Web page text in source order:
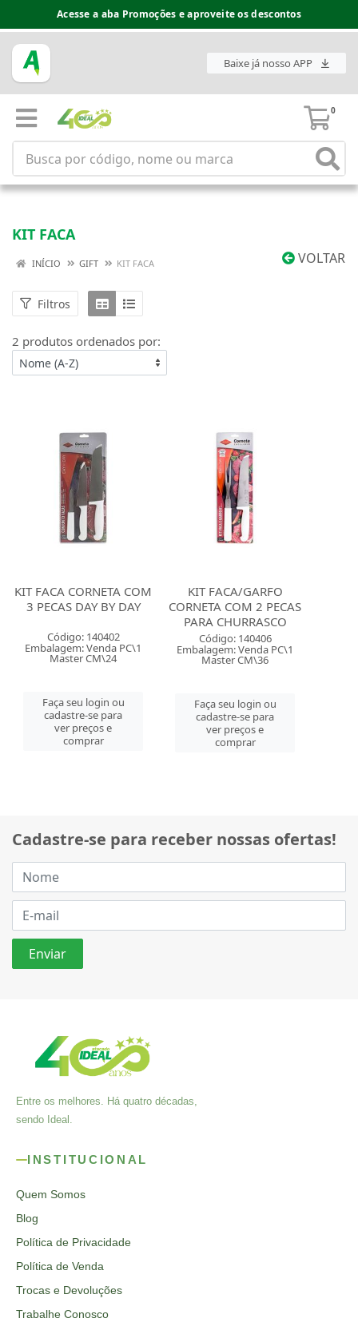
Acesse a aba Promoções e aproveite os descontos
Baixe já nosso APP
0
KIT FACA
VOLTAR
INÍCIO GIFT KIT FACA
Filtros
2 produtos ordenados por:
KIT FACA CORNETA COM
3 PECAS DAY BY DAY
Código: 140402
Embalagem: Venda PC\1
Master CM\24
Faça seu login ou
cadastre-se para
ver preços e
comprar
KIT FACA/GARFO
CORNETA COM 2 PECAS
PARA CHURRASCO
Código: 140406
Embalagem: Venda PC\1
Master CM\36
Faça seu login ou
cadastre-se para
ver preços e
comprar
Cadastre-se para receber nossas ofertas!
Entre os melhores. Há quatro décadas,
sendo Ideal.
INSTITUCIONAL
Quem Somos
Blog
Política de Privacidade
Política de Venda
Trocas e Devoluções
Trabalhe Conosco